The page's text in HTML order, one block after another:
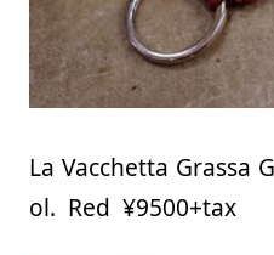
La Vacchetta Grassa
ol. Red ¥9500+tax